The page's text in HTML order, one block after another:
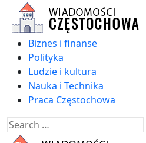
Biznes i finanse
Polityka
Ludzie i kultura
Nauka i Technika
Praca Częstochowa